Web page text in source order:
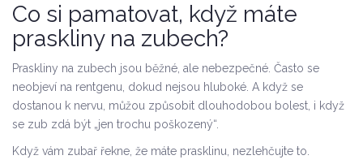
Co si pamatovat, když máte
praskliny na zubech?
Praskliny na zubech jsou běžné, ale nebezpečné. Často se
neobjeví na rentgenu, dokud nejsou hluboké. A když se
dostanou k nervu, můžou způsobit dlouhodobou bolest, i když
se zub zdá být „jen trochu poškozený“.
Když vám zubař řekne, že máte prasklinu, nezlehčujte to.